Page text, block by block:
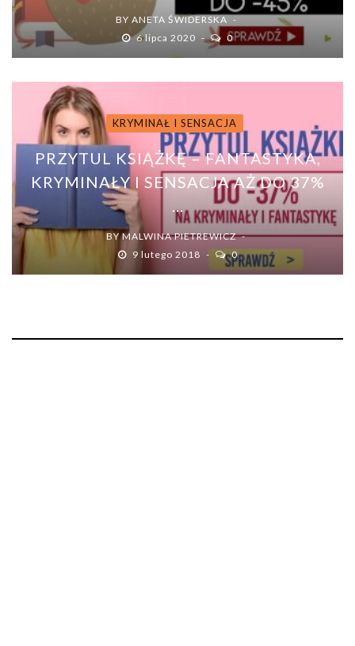
BY ANETA ŚWIDERSKA
6 lipca 2020
0
KRYMINAŁ I SENSACJA
PRZYTUL KSIĄŻKĘ – FANTASTYKA,
KRYMINAŁY I SENSACJA AŻ DO 37%
...
BYMALWINA PIETREWICZ
9 lutego 2018
0